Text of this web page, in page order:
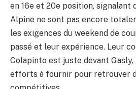
en 16e et 20e position, signalant
Alpine ne sont pas encore
les exigences du weekend de
passé et leur expérience. Leur
Colapinto est juste devant
efforts à fournir pour retrouver